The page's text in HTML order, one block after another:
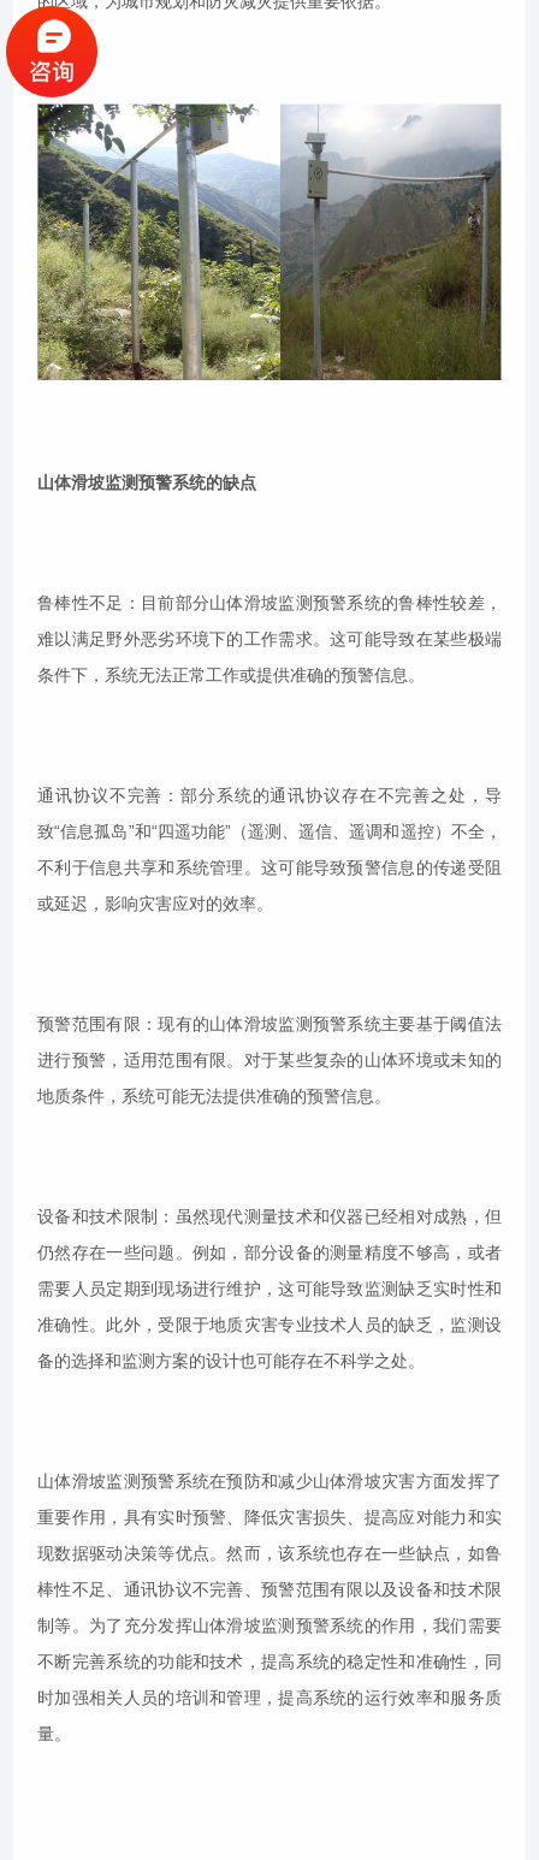
山体滑坡监测预警系统的缺点
鲁棒性不足：目前部分山体滑坡监测预警系统的鲁棒性较差，
难以满足野外恶劣环境下的工作需求。这可能导致在某些极端
条件下，系统无法正常工作或提供准确的预警信息。
通讯协议不完善：部分系统的通讯协议存在不完善之处，导
致“信息孤岛”和“四遥功能”（遥测、遥信、遥调和遥控）不全，
不利于信息共享和系统管理。这可能导致预警信息的传递受阻
或延迟，影响灾害应对的效率。
预警范围有限：现有的山体滑坡监测预警系统主要基于阈值法
进行预警，适用范围有限。对于某些复杂的山体环境或未知的
地质条件，系统可能无法提供准确的预警信息。
设备和技术限制：虽然现代测量技术和仪器已经相对成熟，但
仍然存在一些问题。例如，部分设备的测量精度不够高，或者
需要人员定期到现场进行维护，这可能导致监测缺乏实时性和
准确性。此外，受限于地质灾害专业技术人员的缺乏，监测设
备的选择和监测方案的设计也可能存在不科学之处。
山体滑坡监测预警系统在预防和减少山体滑坡灾害方面发挥了
重要作用，具有实时预警、降低灾害损失、提高应对能力和实
现数据驱动决策等优点。然而，该系统也存在一些缺点，如鲁
棒性不足、通讯协议不完善、预警范围有限以及设备和技术限
制等。为了充分发挥山体滑坡监测预警系统的作用，我们需要
不断完善系统的功能和技术，提高系统的稳定性和准确性，同
时加强相关人员的培训和管理，提高系统的运行效率和服务质
量。